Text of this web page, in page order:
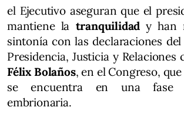
el Ejecutivo aseguran que el
mantiene la tranquilidad y han
sintonía con las declaraciones
Presidencia, Justicia y Relaciones
Félix Bolaños, en el Congreso,
se encuentra en una fase
embrionaria.